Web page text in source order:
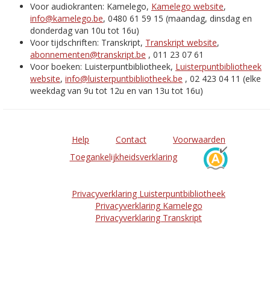
Voor audiokranten: Kamelego, Kamelego website,
info@kamelego.be, 0480 61 59 15 (maandag, dinsdag en
donderdag van 10u tot 16u)
Voor tijdschriften: Transkript, Transkript website,
abonnementen@transkript.be , 011 23 07 61
Voor boeken: Luisterpuntbibliotheek, Luisterpuntbibliotheek
website, info@luisterpuntbibliotheek.be , 02 423 04 11 (elke
weekdag van 9u tot 12u en van 13u tot 16u)
Help Contact
Voorwaarden
Toegankelijkheidsverklaring
Privacyverklaring Luisterpuntbibliotheek
Privacyverklaring Kamelego
Privacyverklaring Transkript